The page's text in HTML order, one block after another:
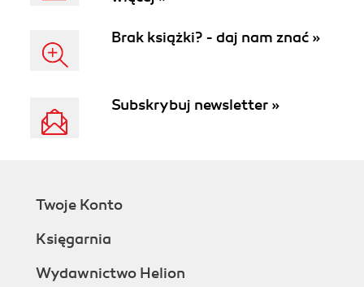
Brak książki? - daj nam znać »
Subskrybuj newsletter »
Twoje Konto
Księgarnia
Wydawnictwo Helion